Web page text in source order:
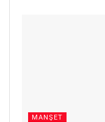
MANŞET